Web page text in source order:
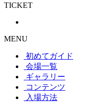
TICKET
MENU
初めてガイド
会場一覧
ギャラリー
コンテンツ
入場方法